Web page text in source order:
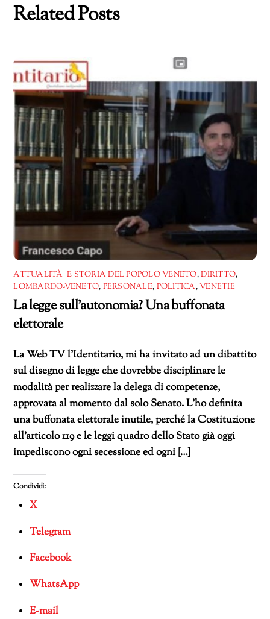
Related Posts
ATTUALITÀ E STORIA DEL POPOLO VENETO,DIRITTO,
LOMBARDO-VENETO, PERSONALE, POLITICA,VENETIE
La legge sull’autonomia? Una buffonata
elettorale
La Web TV l’Identitario, mi ha invitato ad un dibattito
sul disegno di legge che dovrebbe disciplinare le
modalità per realizzare la delega di competenze,
approvata al momento dal solo Senato. L’ho definita
una buffonata elettorale inutile, perché la Costituzione
all’articolo 119 e le leggi quadro dello Stato già oggi
impediscono ogni secessione ed ogni […]
Condividi:
X
Telegram
Facebook
WhatsApp
E-mail